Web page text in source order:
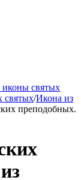
святых
святых/Икона из
преподобных.